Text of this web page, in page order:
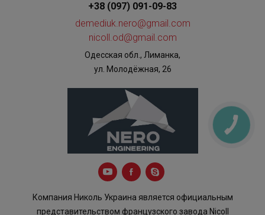
+38 (097) 091-09-83
demediuk.nero@gmail.com
nicoll.od@gmail.com
Одесская обл., Лиманка,
ул. Молодёжная, 26
Компания Николь Украина является официальным
представительством французского завода Nicoll
КНОПКА
ЗВ'ЯЗКУ